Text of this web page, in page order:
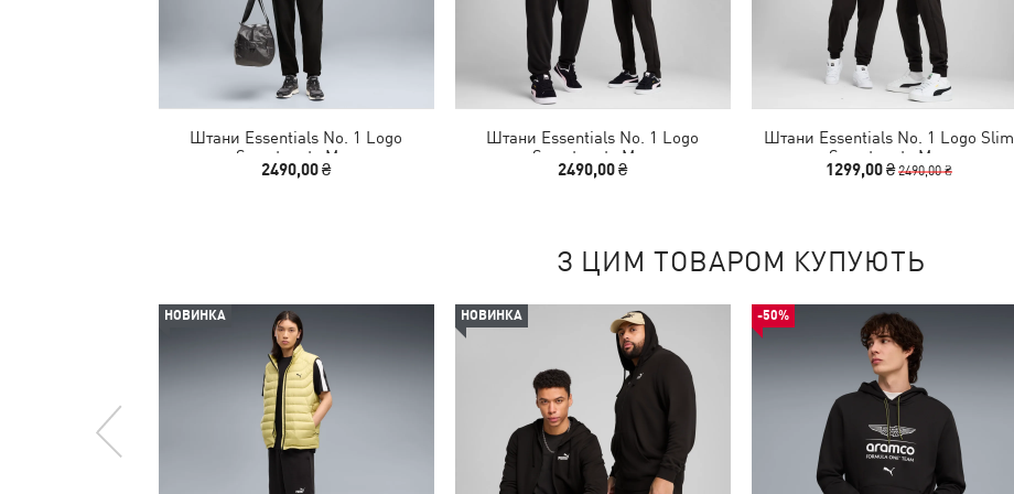
Штани Essentials No. 1 Logo
Sweatpants Men
2490,00 ₴
Штани Essentials No. 1 Logo
Sweatpants Men
2490,00 ₴
Штани Essentials No. 1 Logo Slim
Sweatpants Men
1299,00 ₴2490,00 ₴
З ЦИМ ТОВАРОМ КУПУЮТЬ
НОВИНКА НОВИНКА -50%